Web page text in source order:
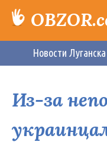
Новости Луганска
Из-за